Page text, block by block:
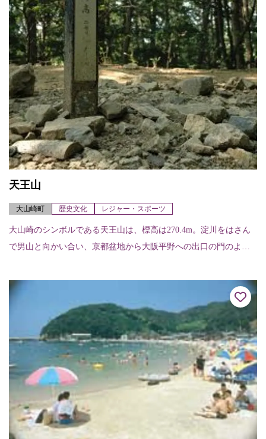
天王山
大山崎町 歴史文化 レジャー・スポーツ
大山崎のシンボルである天王山は、標高は270.4m。淀川をはさん
で男山と向かい合い、京都盆地から大阪平野への出口の門のよう
山崎合戦に勝利...